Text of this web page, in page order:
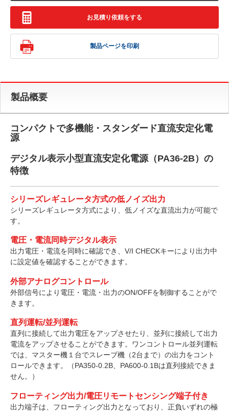
お見積り依頼をする
製品ページを印刷
製品概要
コンパクトで多機能・スタンダード直流安定化電
源
デジタル表示小型直流安定化電源（PA36-2B）の
特徴
シリーズレギュレータ方式の低ノイズ出力
シリーズレギュレータ方式により、低ノイズな直流出力が可能で
す。
電圧・電流同時デジタル表示
出力電圧・電流を同時に確認でき、V/I CHECKキーにより出力中
に設定値を確認することができます。
外部アナログコントロール
外部信号により電圧・電流・出力のON/OFFを制御することがで
きます。
直列運転/並列運転
直列に接続して出力電圧をアップさせたり、並列に接続して出力
電流をアップさせることができます。ワンコントロール並列運転
では、マスター機１台でスレーブ機（2台まで）の出力をコント
ロールできます。（PA350-0.2B、PA600-0.1Bは直列接続できま
せん。）
フローティング出力/電圧リモートセンシング端子付き
出力端子は、フローティング出力となっており、正負いずれの極